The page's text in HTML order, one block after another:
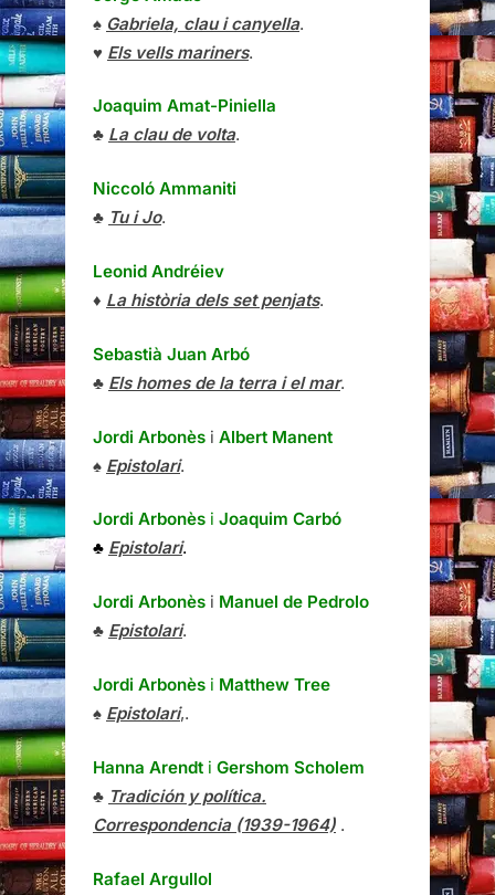
♠ Gabriela, clau i canyella.
♥ Els vells mariners.
Joaquim Amat-Piniella
♣ La clau de volta.
Niccoló Ammaniti
♣ Tu i Jo.
Leonid Andréiev
♦ La història dels set penjats.
Sebastià Juan Arbó
♣ Els homes de la terra i el mar.
Jordi Arbonès i Albert Manent
♠ Epistolari.
Jordi Arbonès i Joaquim Carbó
♣ Epistolari.
Jordi Arbonès i Manuel de Pedrolo
♣ Epistolari.
Jordi Arbonès i Matthew Tree
♠ Epistolari,.
Hanna Arendt i Gershom Scholem
♣ Tradición y política.
Correspondencia (1939-1964) .
Rafael Argullol